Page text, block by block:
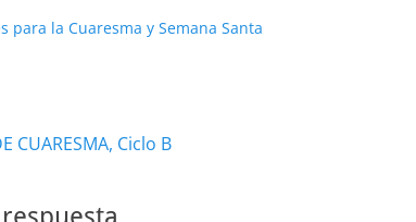
para la Cuaresma y Semana Santa
CUARESMA, Ciclo B